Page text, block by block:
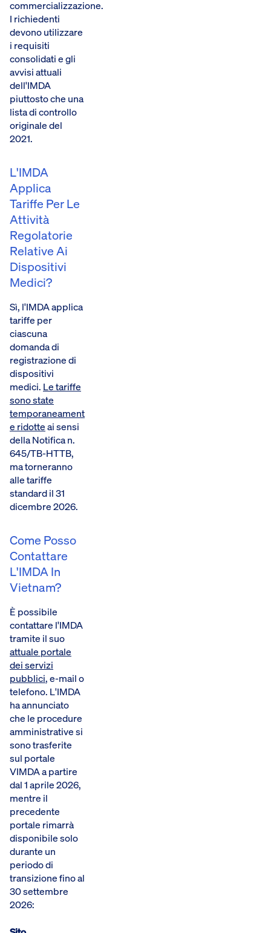
commercializzazione.
I richiedenti
devono utilizzare
i requisiti
consolidati e gli
avvisi attuali
dell'IMDA
piuttosto che una
lista di controllo
originale del
2021.
L'IMDA
Applica
Tariffe Per Le
Attività
Regolatorie
Relative Ai
Dispositivi
Medici?
Sì, l'IMDA applica
tariffe per
ciascuna
domanda di
registrazione di
dispositivi
medici. Le tariffe
sono state
temporaneament
e ridotteai sensi
della Notifica n.
645/TB-HTTB,
ma torneranno
alle tariffe
standard il 31
dicembre 2026.
Come Posso
Contattare
L'IMDA In
Vietnam?
È possibile
contattare l'IMDA
tramite il suo
attuale portale
dei servizi
pubblici, e-mail o
telefono. L'IMDA
ha annunciato
che le procedure
amministrative si
sono trasferite
sul portale
VIMDA a partire
dal 1 aprile 2026,
mentre il
precedente
portale rimarrà
disponibile solo
durante un
periodo di
transizione fino al
30 settembre
2026: